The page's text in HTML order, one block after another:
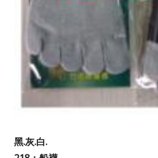
黑.灰.白.